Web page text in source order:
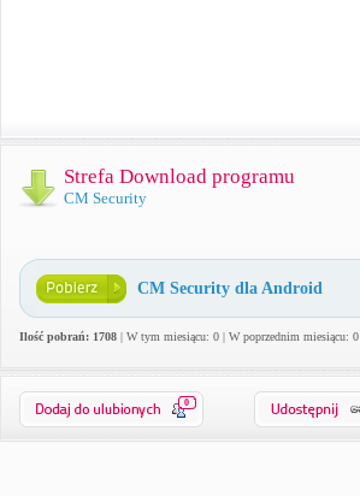
Strefa Download programu
CM Security
CM Security dla Android
Ilość pobrań: 1708 | W tym miesiącu: 0 | W poprzednim miesiącu: 0
0